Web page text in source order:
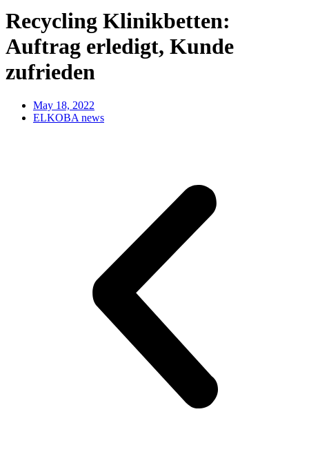
Recycling Klinikbetten:
Auftrag erledigt, Kunde
zufrieden
May 18, 2022
ELKOBA news